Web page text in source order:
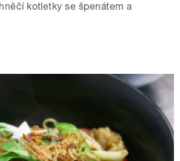
kotletky se špenátem a